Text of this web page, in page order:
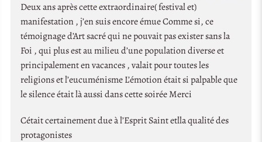
Deux ans après cette extraordinaire( festival et)
manifestation , j’en suis encore émue Comme si, ce
témoignage d’Art sacré qui ne pouvait pas exister sans la
Foi , qui plus est au milieu d’une population diverse et
principalement en vacances , valait pour toutes les
religions et l’eucuménisme L’émotion était si palpable que
le silence était là aussi dans cette soirée Merci
Cétait certainement due à l’Esprit Saint etlla qualité des
protagonistes